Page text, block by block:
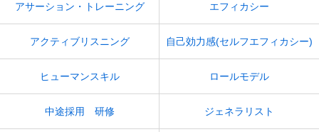
アサーション・トレーニング エフィカシー
アクティブリスニング 自己効力感(セルフエフィカシー)
ヒューマンスキル ロールモデル
中途採用 研修 ジェネラリスト